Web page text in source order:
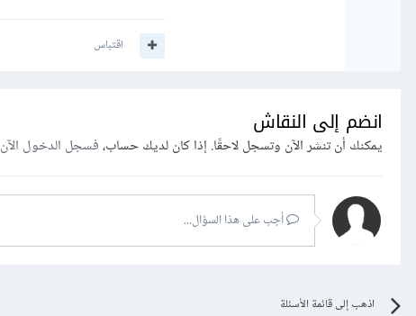
اقتباس
انضم إلى النقاش
يمكنك أن تنشر الآن وتسجل لاحقًا. إذا كان لديك حساب،فسجل الدخول الآن
أجب على هذا السؤال...
اذهب إلى قائمة الأسئلة